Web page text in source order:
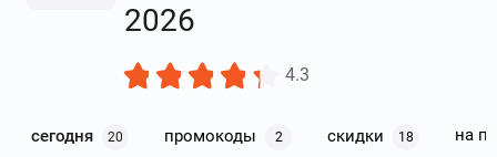
2026
4.3
сегодня 20 промокоды 2 скидки 18 на